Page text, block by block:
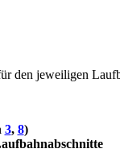
den jeweiligen
3, 8)